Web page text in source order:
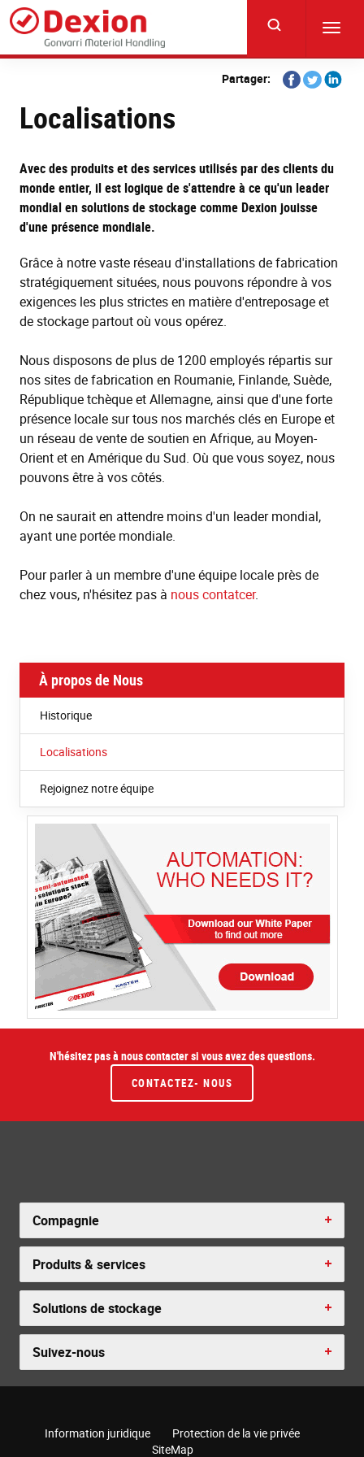
Skip
main
content
Partager:
Share
on
Share
on
Share
Localisations
Avec des produits et des services utilisés par des clients du
monde entier, il est logique de s'attendre à ce qu'un leader
mondial en solutions de stockage comme Dexion jouisse
d'une présence mondiale.
Grâce à notre vaste réseau d'installations de fabrication
stratégiquement situées, nous pouvons répondre à vos
exigences les plus strictes en matière d'entreposage et
de stockage partout où vous opérez.
Nous disposons de plus de 1200 employés répartis sur
nos sites de fabrication en Roumanie, Finlande, Suède,
République tchèque et Allemagne, ainsi que d'une forte
présence locale sur tous nos marchés clés en Europe et
un réseau de vente de soutien en Afrique, au Moyen-
Orient et en Amérique du Sud. Où que vous soyez, nous
pouvons être à vos côtés.
On ne saurait en attendre moins d'un leader mondial,
ayant une portée mondiale.
Pour parler à un membre d'une équipe locale près de
chez vous, n'hésitez pas à nous contatcer.
À propos de Nous
Historique
Localisations
Rejoignez notre équipe
N'hésitez pas à nous contacter si vous avez des questions.
CONTACTEZ- NOUS
Compagnie
Produits & services
Solutions de stockage
Suivez-nous
Information juridique
Protection de la vie privée
SiteMap